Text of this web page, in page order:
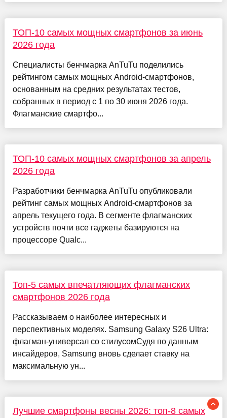
ТОП-10 самых мощных смартфонов за июнь
2026 года
Специалисты бенчмарка AnTuTu поделились
рейтингом самых мощных Android-смартфонов,
основанным на средних результатах тестов,
собранных в период с 1 по 30 июня 2026 года.
Флагманские смартфо...
ТОП-10 самых мощных смартфонов за апрель
2026 года
Разработчики бенчмарка AnTuTu опубликовали
рейтинг самых мощных Android-смартфонов за
апрель текущего года. В сегменте флагманских
устройств почти все гаджеты базируются на
процессоре Qualc...
Топ-5 самых впечатляющих флагманских
смартфонов 2026 года
Рассказываем о наиболее интересных и
перспективных моделях. Samsung Galaxy S26 Ultra:
флагман-универсал со стилусомСудя по данным
инсайдеров, Samsung вновь сделает ставку на
максимальную ун...
Лучшие смартфоны весны 2026: топ-8 самых